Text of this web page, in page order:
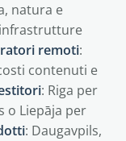
natura e
infrastrutture
remoti:
contenuti e
: Riga per
o Liepāja per
: Daugavpils,